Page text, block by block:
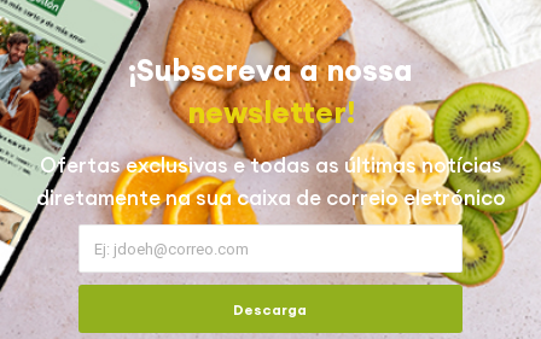
¡Subscreva a nossa
newsletter!
Ofertas exclusivas e todas as últimas notícias
diretamente na sua caixa de correio eletrónico
Descarga